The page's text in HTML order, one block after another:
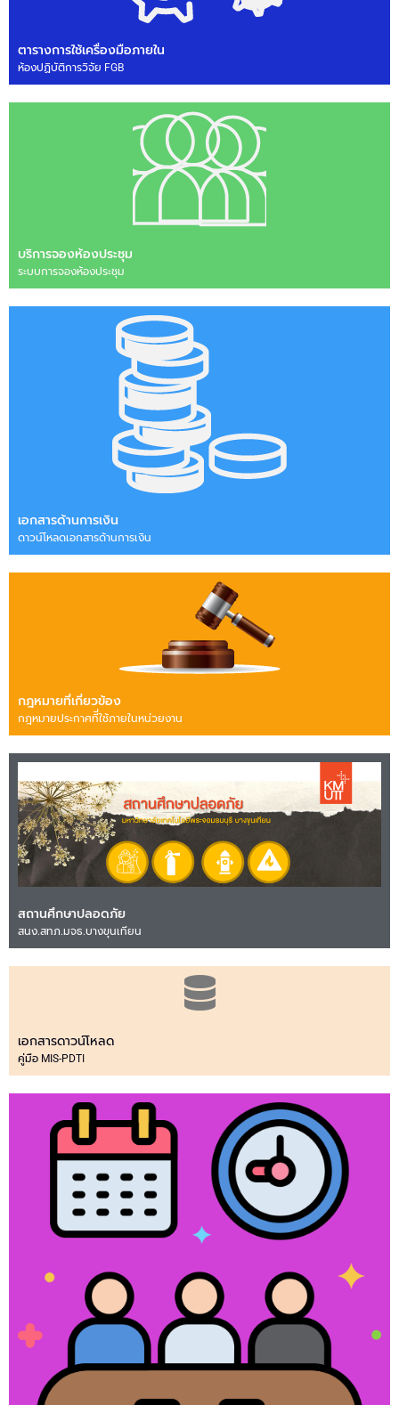
ตารางการใช้เครื่องมือภายใน
ห้องปฏิบัติการวิจัย FGB
บริการจองห้องประชุม
ระบบการจองห้องประชุม
เอกสารด้านการเงิน
ดาวน์โหลดเอกสารด้านการเงิน
กฎหมายที่เกี่ยวข้อง
กฎหมายประกาศทีี่ใช้ภายในหน่วยงาน
สถานศึกษาปลอดภัย
สนง.สทภ.มจธ.บางขุนเทียน
เอกสารดาวน์โหลด
คู่มือ MIS-PDTI